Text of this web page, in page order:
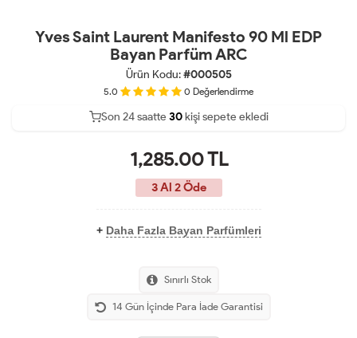
Yves Saint Laurent Manifesto 90 Ml EDP
Bayan Parfüm ARC
Ürün Kodu:#000505
5.0 0 Değerlendirme
23
Son 24 saatte 30kişi sepete ekledi
10
1,285.00TL
3 Al 2 Öde
+ Daha Fazla Bayan Parfümleri
Sınırlı Stok
14 Gün İçinde Para İade Garantisi